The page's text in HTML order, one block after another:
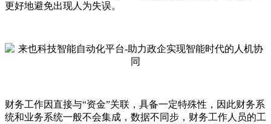
更好地避免出现人为失误。
财务工作因直接与“资金”关联，具备一定特殊性，因此财务系
统和业务系统一般不会集成，数据不同步，财务工作人员的工